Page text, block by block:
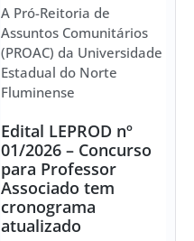
A Pró-Reitoria de
Assuntos Comunitários
(PROAC) da Universidade
Estadual do Norte
Fluminense
Edital LEPROD nº
01/2026 – Concurso
para Professor
Associado tem
cronograma
atualizado